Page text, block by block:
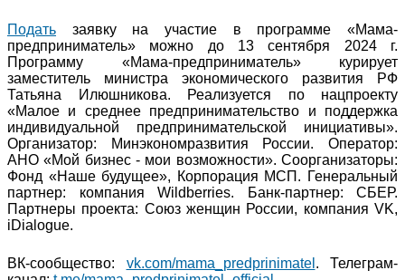
Подать заявку на участие в программе «Мама-
предприниматель» можно до 13 сентября 2024 г.
Программу «Мама-предприниматель» курирует
заместитель министра экономического развития РФ
Татьяна Илюшникова. Реализуется по нацпроекту
«Малое и среднее предпринимательство и поддержка
индивидуальной предпринимательской инициативы».
Организатор: Минэкономразвития России. Оператор:
АНО «Мой бизнес - мои возможности». Соорганизаторы:
Фонд «Наше будущее», Корпорация МСП. Генеральный
партнер: компания Wildberries. Банк-партнер: СБЕР.
Партнеры проекта: Союз женщин России, компания VK,
iDialogue.
ВК-сообщество: vk.com/mama_predprinimatel . Телеграм-